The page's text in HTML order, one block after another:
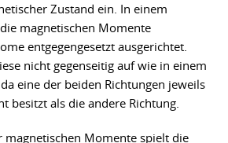
Zustand ein. In einem
magnetischen Momente
entgegengesetzt ausgerichtet.
nicht gegenseitig auf wie in einem
eine der beiden Richtungen jeweils
besitzt als die andere Richtung.
magnetischen Momente spielt die